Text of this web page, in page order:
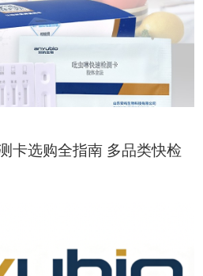
卡选购全指南 多品类快检